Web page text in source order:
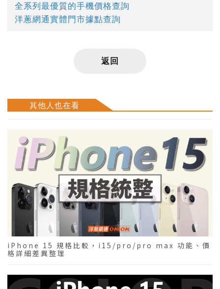
全系列最優質的手機價格查詢
洋蔥網通實體門市據點查詢
返回
其他人也在看
iPhone 15 規格比較，i15/pro/pro max 功能、價
格詳細差異整理